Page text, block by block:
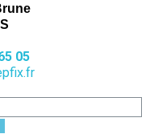
05